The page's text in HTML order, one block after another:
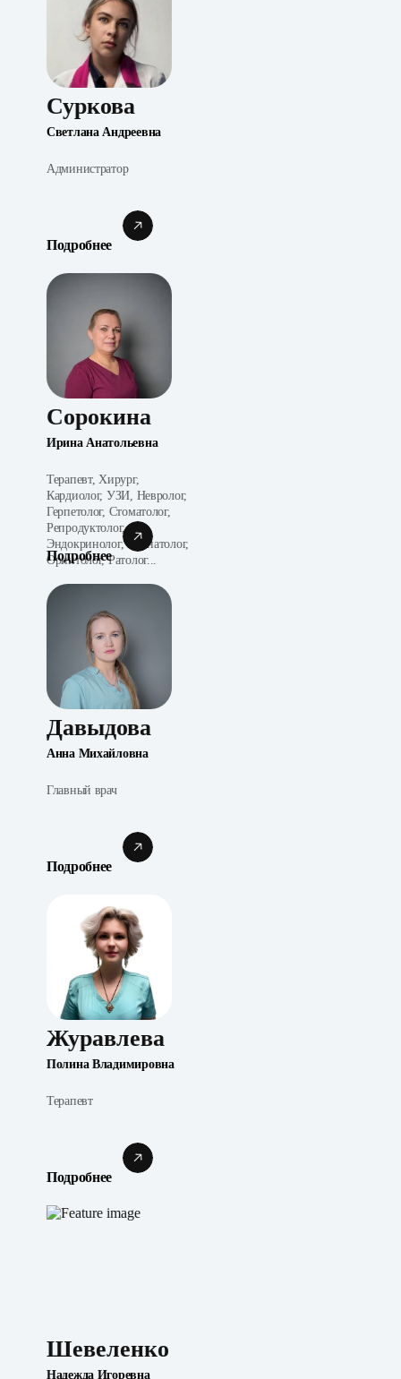
Суркова
Светлана Андреевна
Администратор
Подробнее
Сорокина
Ирина Анатольевна
Терапевт, Хирург,
Кардиолог, УЗИ, Невролог,
Герпетолог, Стоматолог,
Репродуктолог,
Эндокринолог, Неонатолог,
Орнитолог, Ратолог...
Подробнее
Давыдова
Анна Михайловна
Главный врач
Подробнее
Журавлева
Полина Владимировна
Терапевт
Подробнее
Шевеленко
Надежда Игоревна